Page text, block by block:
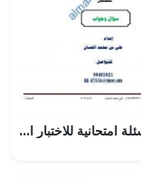
مذكرة أسئلة امتحانية للاختبار النهائي مع الإجابة (اجتماعيات) الخامس